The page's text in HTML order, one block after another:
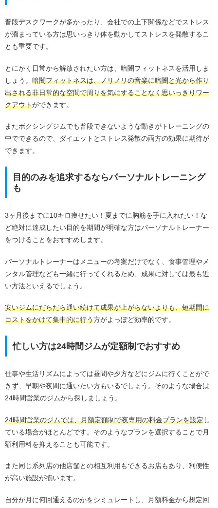
普段デスクワークが多かったり、会社での上下関係などでストレス
が溜まっている方は思いっきり体を動かしてストレスを発散するこ
とも重要です。
とにかく日常から解放されたい方は、暗闇フィットネスを活用しま
しょう。 暗闇フィットネスは、ノリノリの音楽に暗闇と光から作り
出される非日常的な空間で周りを気にすることなく思いっきりワー
クアウトができます。
またボクシングジムでも普段できないような動きがトレーニングの
中でできるので、ダイエットとストレス発散の両方の効果に期待が
できます。
目的のみを追求するならパーソナルトレーニング
も
3ヶ月後までに10キロ痩せたい！夏までに胸筋を手に入れたい！な
ど絶対に達成したい目的を期間が明確な方はパーソナルトレーナー
をつけることをおすすめします。
パーソナルトレーナーはメニューの考案だけでなく、食事管理やメ
ンタル管理なども一緒に行ってくれるため、成果に対しては最も近
い方法といえるでしょう。
安いジムにだらだら通い続けて成果が上がらないよりも、短期間に
コストをかけて集中的に行う方がよっぽど効率的です。
忙しい方は24時間ジムが定額制でおすすめ
仕事や生活リズムによっては昼間や夕方などにジムに行くことがで
きず、早朝や夜間に通いたい方もいるでしょう。そのような場合は
24時間営業のジムから探しましょう。
24時間営業のジムでは、月額定額制で夜専用の料金プランを設定し
ている場合がほとんどです。そのようなプランを選択することで月
額利用料を抑えることも可能です。
また同じ系列店の他店舗との相互利用もできるお店もあり、利便性
が高い施設が揃います。
自分が月に何回通えるのかをシミュレートし、月額料金から想定回